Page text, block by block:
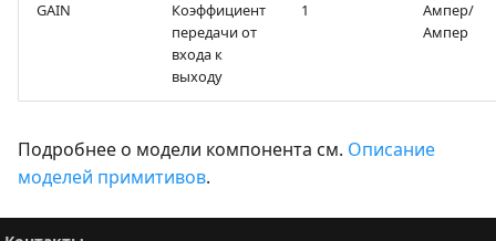
GAIN
Коэффициент
передачи от
входа к
выходу
1
Ампер/
Ампер
Подробнее о модели компонента см. Описание
моделей примитивов.